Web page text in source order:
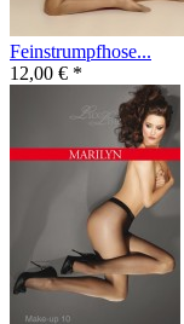
Feinstrumpfhose...
12,00 € *